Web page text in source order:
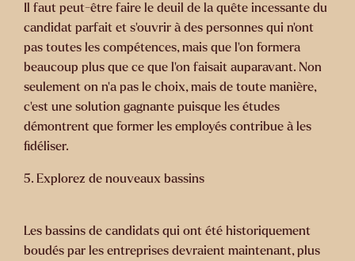
Il faut peut-être faire le deuil de la quête incessante du
candidat parfait et s’ouvrir à des personnes qui n’ont
pas toutes les compétences, mais que l’on formera
beaucoup plus que ce que l’on faisait auparavant. Non
seulement on n’a pas le choix, mais de toute manière,
c’est une solution gagnante puisque les études
démontrent que former les employés contribue à les
fidéliser.
5. Explorez de nouveaux bassins
Les bassins de candidats qui ont été historiquement
boudés par les entreprises devraient maintenant, plus